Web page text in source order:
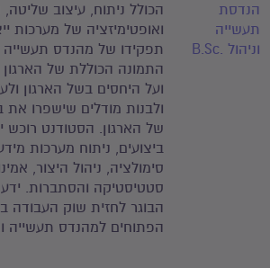
הנדסת
תעשייה
וניהול .B.Sc
הכולל ניתוח, עיצוב
ואופטימיזציה של מערכות
תפקידו של מהנדס תעשייה
התמונה הכוללת של הארגון
ועל היחסים בשל הארגון
ולבנות מודלים שישפרו את
של הארגון. הסטודנט
ביצועים, ניתוח מערכות
סימולציה, ניהול היצור,
סטטיסטיקה והסתברות.
הבוגר לחזית שוק העבודה
הפתוחים למהנדס תעשייה